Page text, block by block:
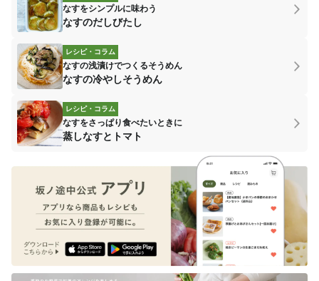
なすをシンプルに味わう
なすのだしびたし
レシピ・コラム
なすの浅漬けでつくるそうめん
なすの冷やしそうめん
レシピ・コラム
なすをさっぱり食べたいときに
蒸しなすとトマト